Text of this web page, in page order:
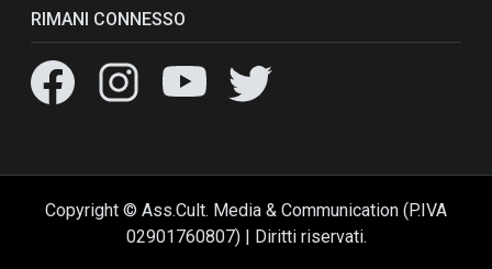
RIMANI CONNESSO
Copyright © Ass.Cult. Media & Communication (P.IVA
02901760807) | Diritti riservati.